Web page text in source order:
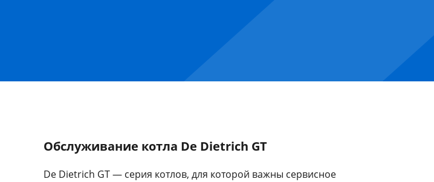
Обслуживание котла De Dietrich GT
De Dietrich GT — серия котлов, для которой важны сервисное